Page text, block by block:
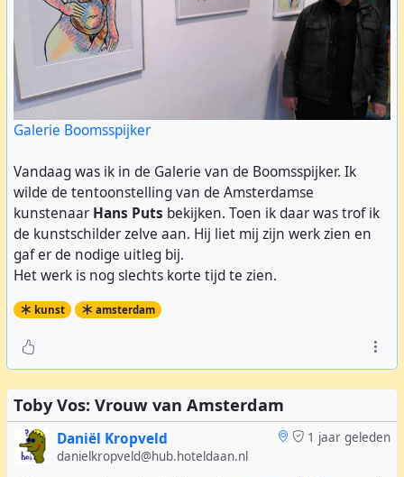
HansPuts#OpenAteliersJordaan#Kunst
https://www.diepwater-collectief.nl/kunst/hans-puts
Galerie Boomsspijker
Vandaag was ik in de Galerie van de Boomsspijker. Ik
wilde de tentoonstelling van de Amsterdamse
kunstenaar Hans Puts bekijken. Toen ik daar was trof ik
de kunstschilder zelve aan. Hij liet mij zijn werk zien en
gaf er de nodige uitleg bij.
Het werk is nog slechts korte tijd te zien.
kunst amsterdam
Toby Vos: Vrouw van Amsterdam
1 jaar geleden
Daniël Kropveld
danielkropveld@hub.hoteldaan.nl